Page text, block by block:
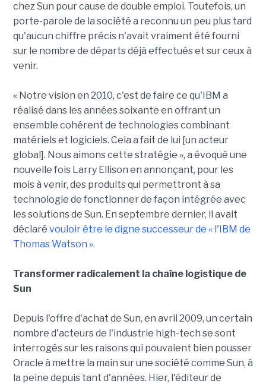
chez Sun pour cause de double emploi. Toutefois, un
porte-parole de la société a reconnu un peu plus tard
qu'aucun chiffre précis n'avait vraiment été fourni
sur le nombre de départs déjà effectués et sur ceux à
venir.
« Notre vision en 2010, c'est de faire ce qu'IBM a
réalisé dans les années soixante en offrant un
ensemble cohérent de technologies combinant
matériels et logiciels. Cela a fait de lui [un acteur
global]. Nous aimons cette stratégie », a évoqué une
nouvelle fois Larry Ellison en annonçant, pour les
mois à venir, des produits qui permettront à sa
technologie de fonctionner de façon intégrée avec
les solutions de Sun. En septembre dernier, il avait
déclaré vouloir être le digne successeur de « l'IBM de
Thomas Watson ».
Transformer radicalement la chaîne logistique de
Sun
Depuis l'offre d'achat de Sun, en avril 2009, un certain
nombre d'acteurs de l'industrie high-tech se sont
interrogés sur les raisons qui pouvaient bien pousser
Oracle à mettre la main sur une société comme Sun, à
la peine depuis tant d'années. Hier, l'éditeur de